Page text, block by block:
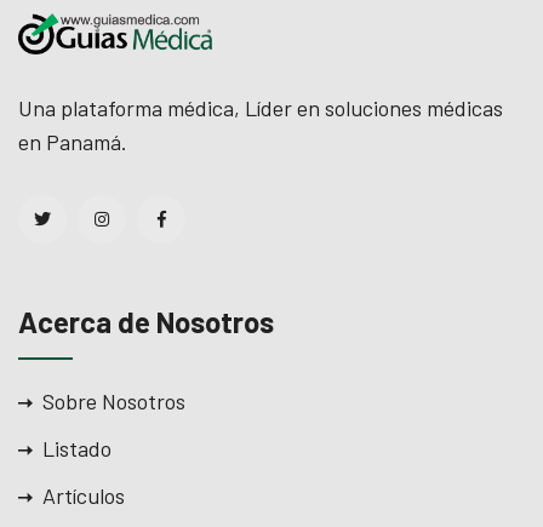
Una plataforma médica, Líder en soluciones médicas
en Panamá.
Acerca de Nosotros
Sobre Nosotros
Listado
Artículos